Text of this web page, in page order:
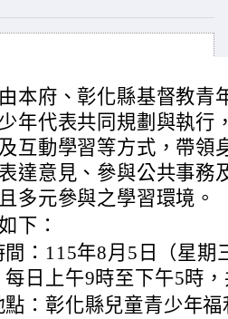
本府、彰化縣基督教青
年代表共同規劃與執行
互動學習等方式，帶領
達意見、參與公共事務
多元參與之學習環境。
下：
間：115年8月5日（星期
每日上午9時至下午5時
點：彰化縣兒童青少年